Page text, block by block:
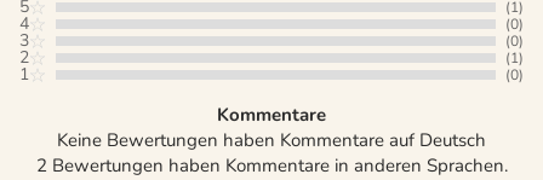
5 (1)
4 (0)
3 (0)
2 (1)
1 (0)
Kommentare
Keine Bewertungen haben Kommentare auf Deutsch
2 Bewertungen haben Kommentare in anderen Sprachen.